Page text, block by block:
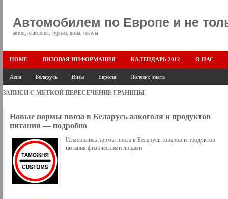
Автомобилем по Европе и не
автопутешествия, туризм, визы, советы
HOME ВИЗОВАЯ ИНФОРМАЦИЯ КАЛЕНДАРЬ 2012 О НАС
Азия Беларусь Визы Европа Полезно знать
ЗАПИСИ С МЕТКОЙ ПЕРЕСЕЧЕНИЕ ГРАНИЦЫ
Новые нормы ввоза в Беларусь алкоголя и продуктов
питания — подробно
Изменились нормы ввоза в Беларусь товаров и продуктов
питания физическими лицами